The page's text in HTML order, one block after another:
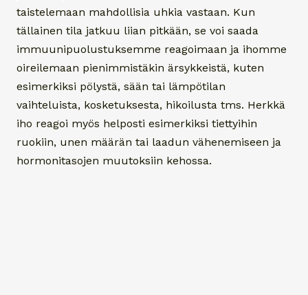
taistelemaan mahdollisia uhkia vastaan. Kun
tällainen tila jatkuu liian pitkään, se voi saada
immuunipuolustuksemme reagoimaan ja ihomme
oireilemaan pienimmistäkin ärsykkeistä, kuten
esimerkiksi pölystä, sään tai lämpötilan
vaihteluista, kosketuksesta, hikoilusta tms. Herkkä
iho reagoi myös helposti esimerkiksi tiettyihin
ruokiin, unen määrän tai laadun vähenemiseen ja
hormonitasojen muutoksiin kehossa.